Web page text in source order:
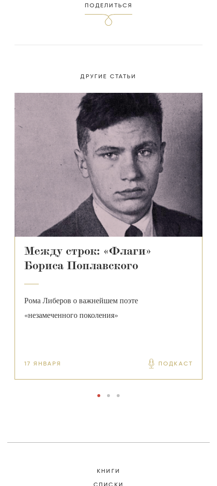
ПОДЕЛИТЬСЯ
ДРУГИЕ СТАТЬИ
Между строк: «Флаги»
Бориса Поплавского
Рома Либеров о важнейшем поэте
«незамеченного поколения»
17 ЯНВАРЯ ПОДКАСТ
КНИГИ